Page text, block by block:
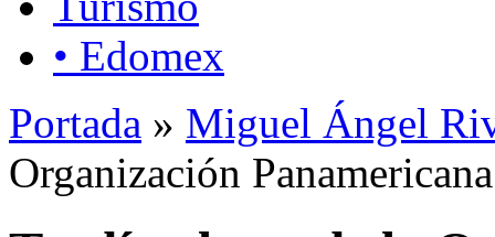
• Edomex
Portada » Miguel Ángel
Organización